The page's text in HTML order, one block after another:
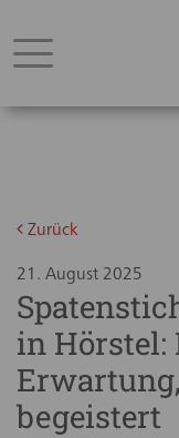
Zurück
21. August 2025
in Hörstel:
begeistert